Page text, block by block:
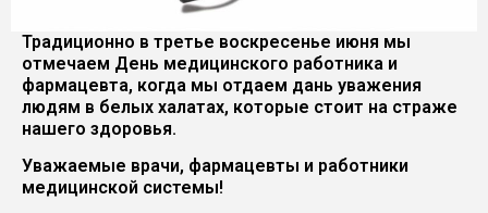
Традиционно в третье воскресенье июня мы
отмечаем День медицинского работника и
фармацевта, когда мы отдаем дань уважения
людям в белых халатах, которые стоит на страже
нашего здоровья.
Уважаемые врачи, фармацевты и работники
медицинской системы!